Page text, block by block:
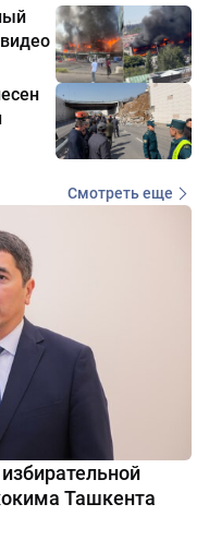
Смотреть еще
Ташкента